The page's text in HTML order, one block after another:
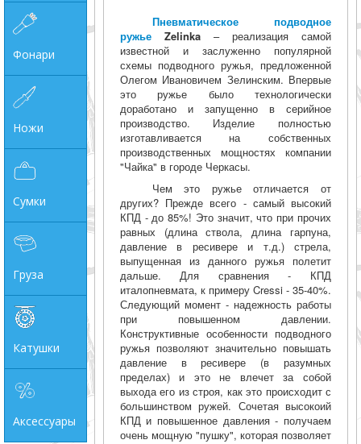
Фонари
Ножи
Сумки
Груза
Катушки
Аксессуары
Пневматическое подводное
ружьеZelinka– реализация самой
известной и заслуженно популярной
схемы подводного ружья, предложенной
Олегом Ивановичем Зелинским. Впервые
это ружье было технологически
доработано и запущенно в серийное
производство. Изделие полностью
изготавливается на собственных
производственных мощностях компании
"Чайка" в городе Черкасы.
Чем это ружье отличается от
других? Прежде всего - самый высокий
КПД - до 85%! Это значит, что при прочих
равных (длина ствола, длина гарпуна,
давление в ресивере и т.д.) стрела,
выпущенная из данного ружья полетит
дальше. Для сравнения - КПД
италопневмата, к примеру Cressi - 35-40%.
Следующий момент - надежность работы
при повышенном давлении.
Конструктивные особенности подводного
ружья позволяют значительно повышать
давление в ресивере (в разумных
пределах) и это не влечет за собой
выхода его из строя, как это происходит с
большинством ружей. Сочетая высокоий
КПД и повышенное давления - получаем
очень мощную "пушку", которая позволяет